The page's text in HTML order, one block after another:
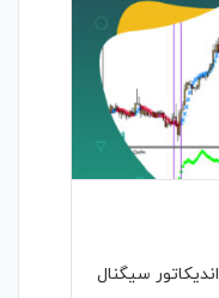
معرفی اندیکاتور سیگنال Renko اندیکاتور سیگنال